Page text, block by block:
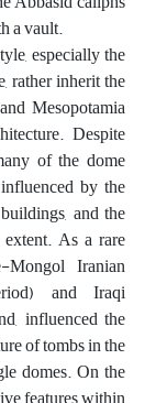
a vault.
especially the
rather inherit the
Mesopotamia
Despite
of the dome
by the
and the
As a rare
Iranian
and Iraqi
influenced the
of tombs in the
domes. On the